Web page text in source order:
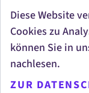
Diese Website
Cookies zu
können Sie in
nachlesen.
ZUR
JETZT